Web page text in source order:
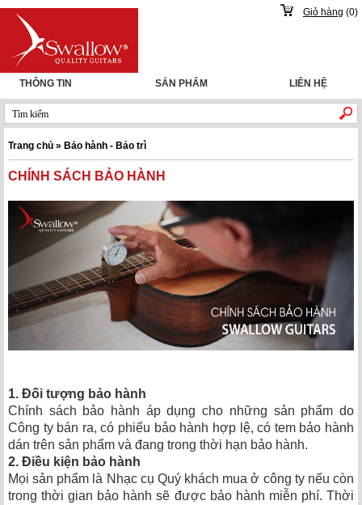
Giỏ hàng (0)
THÔNG TIN SẢN PHẨM LIÊN HỆ
Trang chủ » Bảo hành - Bảo trì
CHÍNH SÁCH BẢO HÀNH
1. Đối tượng bảo hành
Chính sách bảo hành áp dụng cho những sản phẩm do
Công ty bán ra, có phiếu bảo hành hợp lệ, có tem bảo hành
dán trên sản phẩm và đang trong thời hạn bảo hành.
2. Điều kiện bảo hành
Mọi sản phẩm là Nhạc cụ Quý khách mua ở công ty nếu còn
trong thời gian bảo hành sẽ được bảo hành miễn phí. Thời